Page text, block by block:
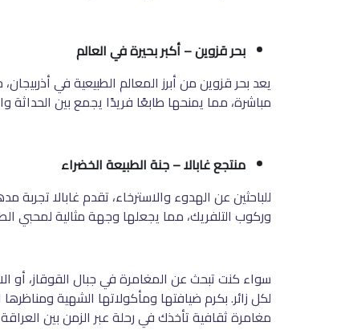
بحر قزوين – أكبر بحيرة في العالم
يعد بحر قزوين من أبرز المعالم الطبيعية في
مباشرة، مما يمنحها طابعًا فريدًا يجمع بين الحداثة
منتجع غابالا – جنة الطبيعة الخضراء
للباحثين عن الهدوء والاسترخاء، تقدم غابالا
وركوب التلفريك، مما يجعلها وجهة مثالية لمحبي
سواء كنت تبحث عن المغامرة في جبال القوقاز، أو
لكل زائر. بكرم ضيافتها ومأكولاتها الشهية
مغامرة ثقافية تأخذك في رحلة عبر الزمن بين